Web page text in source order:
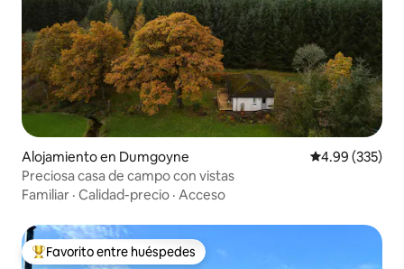
Alojamiento en Dumgoyne Calificación
4.99 (335)
Preciosa casa de campo con vistas
Familiar · Calidad-precio · Acceso
Favorito entre huéspedes preferido
Favorito entre huéspedes